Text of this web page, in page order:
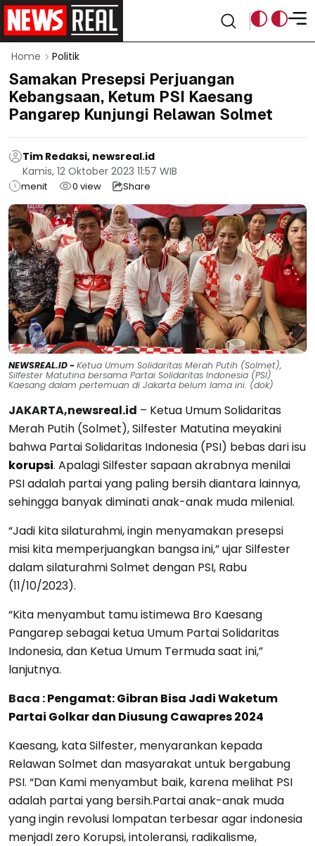
Home Politik
Samakan Presepsi Perjuangan
Kebangsaan, Ketum PSI Kaesang
Pangarep Kunjungi Relawan Solmet
Tim Redaksi, newsreal.id
Kamis, 12 Oktober 2023 11:57 WIB
menit 0 view Share
NEWSREAL.ID -Ketua Umum Solidaritas Merah Putih (Solmet),
Silfester Matutina bersama Partai Solidaritas Indonesia (PSI)
Kaesang dalam pertemuan di Jakarta belum lama ini. (dok)
JAKARTA,newsreal.id – Ketua Umum Solidaritas
Merah Putih (Solmet), Silfester Matutina meyakini
bahwa Partai Solidaritas Indonesia (PSI) bebas dari isu
korupsi. Apalagi Silfester sapaan akrabnya menilai
PSI adalah partai yang paling bersih diantara lainnya,
sehingga banyak diminati anak-anak muda milenial.
“Jadi kita silaturahmi, ingin menyamakan presepsi
misi kita memperjuangkan bangsa ini,” ujar Silfester
dalam silaturahmi Solmet dengan PSI, Rabu
(11/10/2023).
“Kita menyambut tamu istimewa Bro Kaesang
Pangarep sebagai ketua Umum Partai Solidaritas
Indonesia, dan Ketua Umum Termuda saat ini,”
lanjutnya.
Baca :Pengamat: Gibran Bisa Jadi Waketum
Partai Golkar dan Diusung Cawapres 2024
Kaesang, kata Silfester, menyarankan kepada
Relawan Solmet dan masyarakat untuk bergabung
PSI. “Dan Kami menyambut baik, karena melihat PSI
adalah partai yang bersih.Partai anak-anak muda
yang ingin revolusi lompatan terbesar agar indonesia
menjadI zero Korupsi, intoleransi, radikalisme,